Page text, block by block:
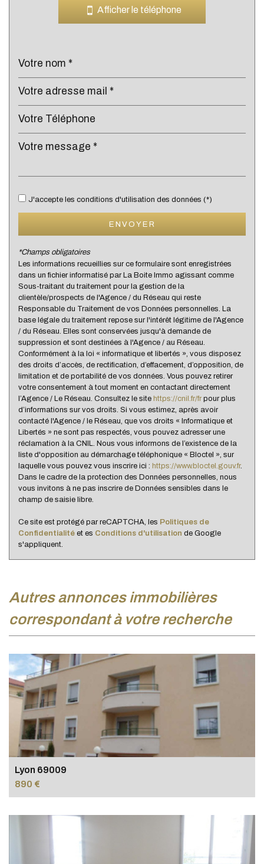
Lycée
Bibliothèque
statistiques
Nous n'avons pas pu déterminer de statistiques pour
cette ville
Afficher le téléphone
J'accepte les conditions d'utilisation des données (*)
ENVOYER
*Champs obligatoires
Les informations recueillies sur ce formulaire sont enregistrées
dans un fichier informatisé par La Boite Immo agissant comme
Sous-traitant du traitement pour la gestion de la
clientèle/prospects de l'Agence / du Réseau qui reste
Responsable du Traitement de vos Données personnelles. La
base légale du traitement repose sur l'intérêt légitime de l'Agence
/ du Réseau. Elles sont conservées jusqu'à demande de
suppression et sont destinées à l'Agence / au Réseau.
Conformément à la loi « informatique et libertés », vous disposez
des droits d’accès, de rectification, d’effacement, d’opposition, de
limitation et de portabilité de vos données. Vous pouvez retirer
votre consentement à tout moment en contactant directement
l’Agence / Le Réseau. Consultez le site https://cnil.fr/fr pour plus
d’informations sur vos droits. Si vous estimez, après avoir
contacté l'Agence / le Réseau, que vos droits « Informatique et
Libertés » ne sont pas respectés, vous pouvez adresser une
réclamation à la CNIL. Nous vous informons de l’existence de la
liste d'opposition au démarchage téléphonique « Bloctel », sur
laquelle vous pouvez vous inscrire ici : https://www.bloctel.gouv.fr.
Dans le cadre de la protection des Données personnelles, nous
vous invitons à ne pas inscrire de Données sensibles dans le
champ de saisie libre.
Ce site est protégé par reCAPTCHA, les Politiques de
Confidentialité et es Conditions d'utilisation de Google
s'appliquent.
autres annonces immobilières
correspondant à votre recherche
Lyon 69009
890 €